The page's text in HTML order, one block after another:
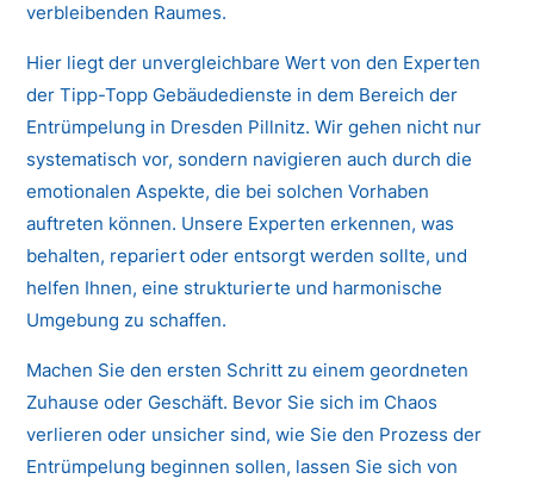
verbleibenden Raumes.
Hier liegt der unvergleichbare Wert von den Experten
der Tipp-Topp Gebäudedienste in dem Bereich der
Entrümpelung in Dresden Pillnitz. Wir gehen nicht nur
systematisch vor, sondern navigieren auch durch die
emotionalen Aspekte, die bei solchen Vorhaben
auftreten können. Unsere Experten erkennen, was
behalten, repariert oder entsorgt werden sollte, und
helfen Ihnen, eine strukturierte und harmonische
Umgebung zu schaffen.
Machen Sie den ersten Schritt zu einem geordneten
Zuhause oder Geschäft. Bevor Sie sich im Chaos
verlieren oder unsicher sind, wie Sie den Prozess der
Entrümpelung beginnen sollen, lassen Sie sich von